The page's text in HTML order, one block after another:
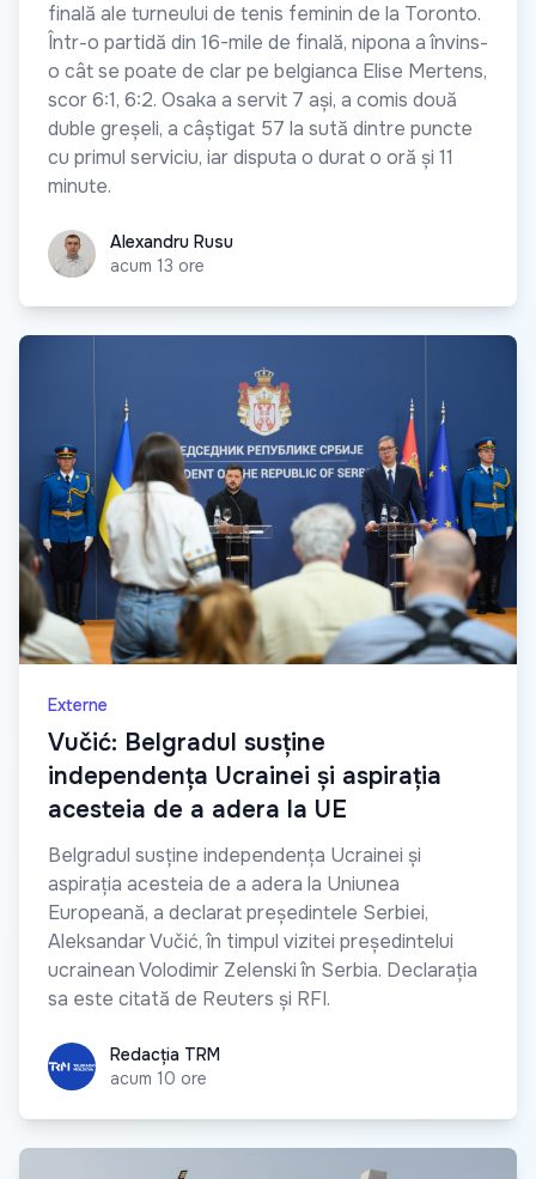
finală ale turneului de tenis feminin de la Toronto.
Într-o partidă din 16-mile de finală, nipona a învins-
o cât se poate de clar pe belgianca Elise Mertens,
scor 6:1, 6:2. Osaka a servit 7 ași, a comis două
duble greșeli, a câștigat 57 la sută dintre puncte
cu primul serviciu, iar disputa o durat o oră și 11
minute.
Alexandru Rusu
Alexandru Rusu
acum 13 ore
Externe
Vučić: Belgradul susține
independența Ucrainei și aspirația
acesteia de a adera la UE
Belgradul susține independența Ucrainei și
aspirația acesteia de a adera la Uniunea
Europeană, a declarat președintele Serbiei,
Aleksandar Vučić, în timpul vizitei președintelui
ucrainean Volodimir Zelenski în Serbia. Declarația
sa este citată de Reuters și RFI.
Redacția TRM
Redacția TRM
acum 10 ore